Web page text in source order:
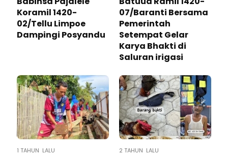
Koramil 1420-
02/Tellu Limpoe
Dampingi Posyandu
07/Baranti Bersama
Pemerintah
Setempat Gelar
Karya Bhakti di
Saluran irigasi
1 TAHUN LALU 2 TAHUN LALU